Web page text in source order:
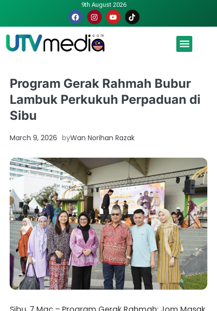
9th August 2026
Program Gerak Rahmah Bubur
Lambuk Perkukuh Perpaduan di
Sibu
March 9, 2026 byWan Norihan Razak